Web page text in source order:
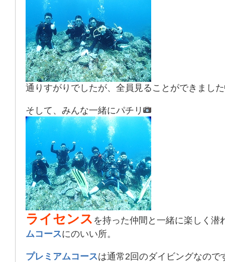
通りすがりでしたが、全員見ることができました
そして、みんな一緒にパチリ
ライセンス を持った仲間と一緒に楽しく潜
ムコースにのいい所。
プレミアムコースは通常2回のダイビングなので